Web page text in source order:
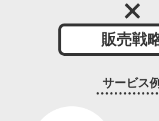
販売戦
サービス例